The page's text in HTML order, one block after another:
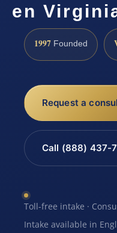
en
1997 Founded
Request a
Call (888) 437-
Toll-free intake ·
Intake available in